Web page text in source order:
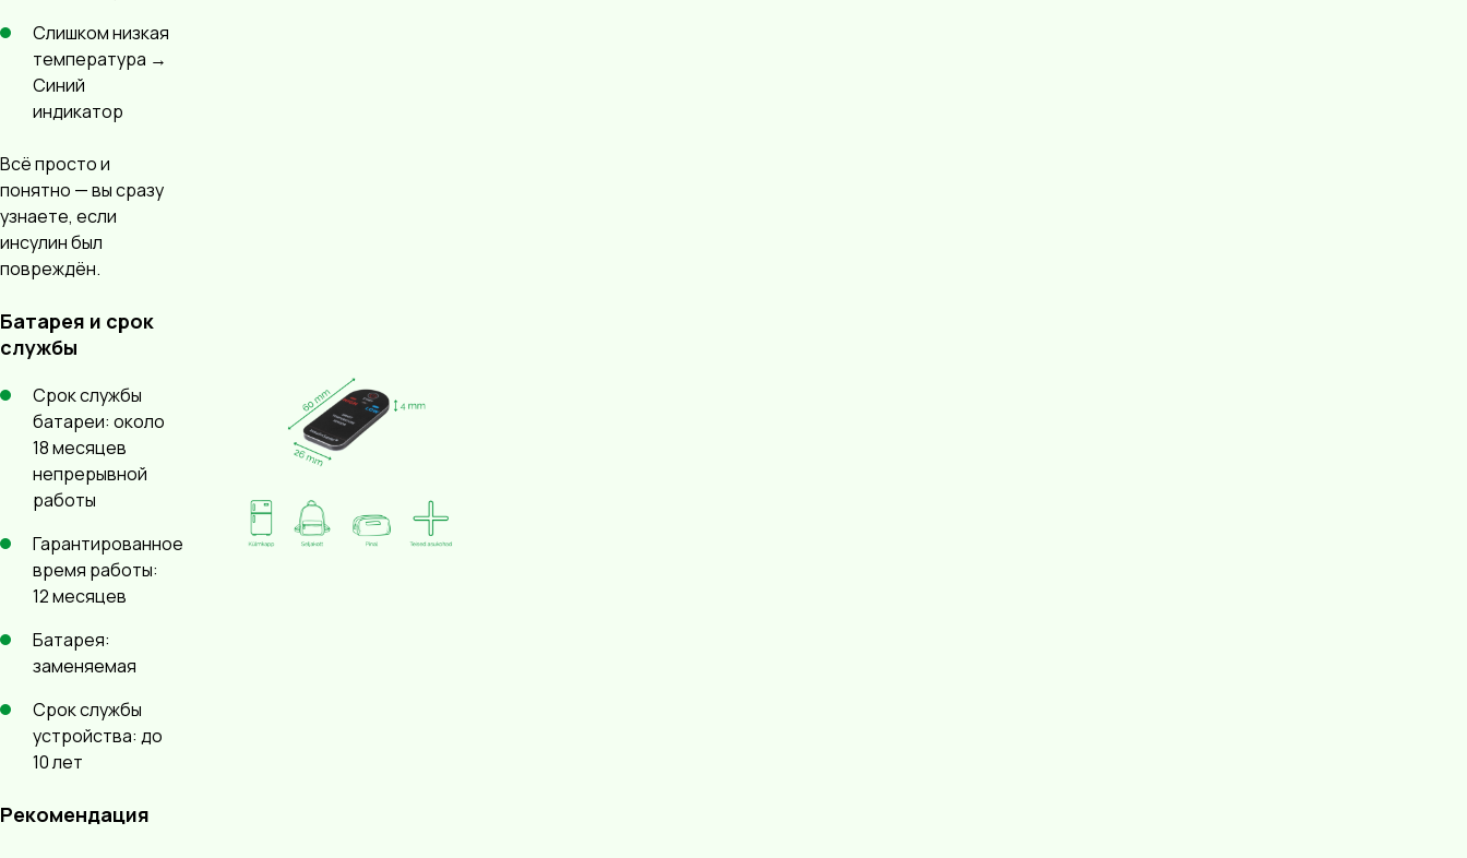
Слишком низкая
температура →
Синий
индикатор
Всё просто и
понятно — вы сразу
узнаете, если
инсулин был
повреждён.
Батарея и срок
службы
Срок службы
батареи: около
18 месяцев
непрерывной
работы
Гарантированное
время работы:
12 месяцев
Батарея:
заменяемая
Срок службы
устройства: до
10 лет
Рекомендация